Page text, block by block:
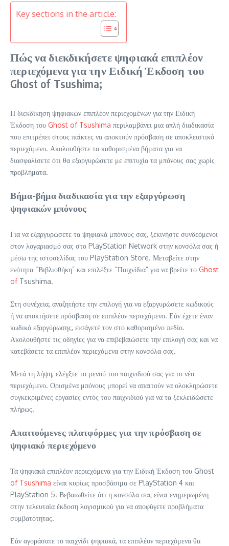
Key sections in the article:
Πώς να διεκδικήσετε ψηφιακά επιπλέον
περιεχόμενα για την Ειδική Έκδοση του
Ghost of Tsushima;
Η διεκδίκηση ψηφιακών επιπλέον περιεχομένων για την Ειδική
Έκδοση του Ghost of Tsushima περιλαμβάνει μια απλή διαδικασία
που επιτρέπει στους παίκτες να αποκτούν πρόσβαση σε αποκλειστικό
περιεχόμενο. Ακολουθήστε τα καθορισμένα βήματα για να
διασφαλίσετε ότι θα εξαργυρώσετε με επιτυχία τα μπόνους σας χωρίς
προβλήματα.
Βήμα-βήμα διαδικασία για την εξαργύρωση
ψηφιακών μπόνους
Για να εξαργυρώσετε τα ψηφιακά μπόνους σας, ξεκινήστε συνδεόμενοι
στον λογαριασμό σας στο PlayStation Network στην κονσόλα σας ή
μέσω της ιστοσελίδας του PlayStation Store. Μεταβείτε στην
ενότητα “Βιβλιοθήκη” και επιλέξτε “Παιχνίδια” για να βρείτε το Ghost
ofTsushima.
Στη συνέχεια, αναζητήστε την επιλογή για να εξαργυρώσετε κωδικούς
ή να αποκτήσετε πρόσβαση σε επιπλέον περιεχόμενο. Εάν έχετε έναν
κωδικό εξαργύρωσης, εισάγετέ τον στο καθορισμένο πεδίο.
Ακολουθήστε τις οδηγίες για να επιβεβαιώσετε την επιλογή σας και να
κατεβάσετε τα επιπλέον περιεχόμενα στην κονσόλα σας.
Μετά τη λήψη, ελέγξτε το μενού του παιχνιδιού σας για το νέο
περιεχόμενο. Ορισμένα μπόνους μπορεί να απαιτούν να ολοκληρώσετε
συγκεκριμένες εργασίες εντός του παιχνιδιού για να τα ξεκλειδώσετε
πλήρως.
Απαιτούμενες πλατφόρμες για την πρόσβαση σε
ψηφιακό περιεχόμενο
Τα ψηφιακά επιπλέον περιεχόμενα για την Ειδική Έκδοση του Ghost
of Tsushima είναι κυρίως προσβάσιμα σε PlayStation 4 και
PlayStation 5. Βεβαιωθείτε ότι η κονσόλα σας είναι ενημερωμένη
στην τελευταία έκδοση λογισμικού για να αποφύγετε προβλήματα
συμβατότητας.
Εάν αγοράσατε το παιχνίδι ψηφιακά, τα επιπλέον περιεχόμενα θα